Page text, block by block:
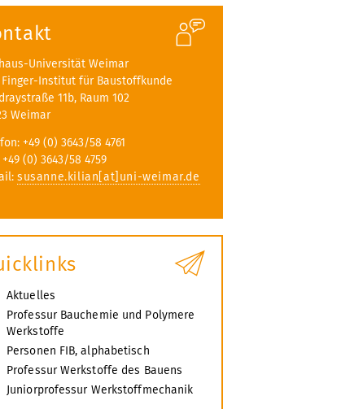
Universität Weimar
Finger-Institut für Baustoffkunde
11b, Raum 102
Weimar
+49 (0) 3643/58 4761
+49 (0) 3643/58 4759
susanne.kilian[at]uni-weimar.de
Aktuelles
Professur Bauchemie und Polymere
Werkstoffe
Personen FIB, alphabetisch
Professur Werkstoffe des Bauens
Juniorprofessur Werkstoffmechanik